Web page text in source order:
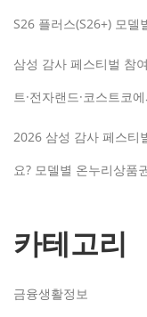
S26 플러스(S26+) 모델
삼성 감사 페스티벌 참
트·전자랜드·코스트코
2026 삼성 감사 페스티
요? 모델별 온누리상품
카테고리
금융생활정보